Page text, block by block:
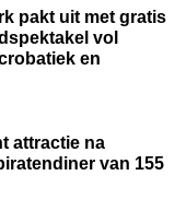
pakt uit met gratis
vol
en
attractie na
van 155